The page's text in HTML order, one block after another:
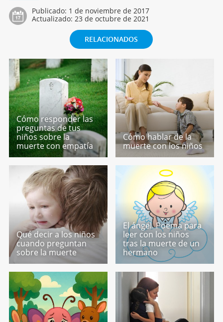
Publicado: 1 de noviembre de 2017
Actualizado: 23 de octubre de 2021
RELACIONADOS
Cómo responder las
preguntas de tus
niños sobre la
muerte con empatía
Cómo hablar de la
muerte con los niños
Qué decir a los niños
cuando preguntan
sobre la muerte
El ángel. Poema para
leer con los niños
tras la muerte de un
hermano